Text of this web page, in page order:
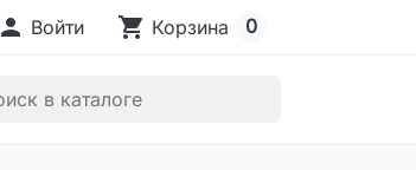
 Войти shopping_cart Корзина 0